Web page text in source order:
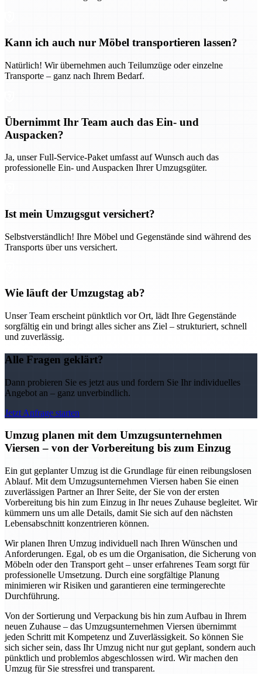
Kann ich auch nur Möbel transportieren lassen?
Natürlich! Wir übernehmen auch Teilumzüge oder einzelne
Transporte – ganz nach Ihrem Bedarf.
Übernimmt Ihr Team auch das Ein- und
Auspacken?
Ja, unser Full-Service-Paket umfasst auf Wunsch auch das
professionelle Ein- und Auspacken Ihrer Umzugsgüter.
Ist mein Umzugsgut versichert?
Selbstverständlich! Ihre Möbel und Gegenstände sind während des
Transports über uns versichert.
Wie läuft der Umzugstag ab?
Unser Team erscheint pünktlich vor Ort, lädt Ihre Gegenstände
sorgfältig ein und bringt alles sicher ans Ziel – strukturiert, schnell
und zuverlässig.
Alle Fragen geklärt?
Dann probieren Sie es jetzt aus und fordern Sie Ihr individuelles
Angebot an – ganz unverbindlich.
Jetzt Anfrage starten
Umzug planen mit dem Umzugsunternehmen
Viersen – von der Vorbereitung bis zum Einzug
Ein gut geplanter Umzug ist die Grundlage für einen reibungslosen
Ablauf. Mit dem Umzugsunternehmen Viersen haben Sie einen
zuverlässigen Partner an Ihrer Seite, der Sie von der ersten
Vorbereitung bis hin zum Einzug in Ihr neues Zuhause begleitet. Wir
kümmern uns um alle Details, damit Sie sich auf den nächsten
Lebensabschnitt konzentrieren können.
Wir planen Ihren Umzug individuell nach Ihren Wünschen und
Anforderungen. Egal, ob es um die Organisation, die Sicherung von
Möbeln oder den Transport geht – unser erfahrenes Team sorgt für
professionelle Umsetzung. Durch eine sorgfältige Planung
minimieren wir Risiken und garantieren eine termingerechte
Durchführung.
Von der Sortierung und Verpackung bis hin zum Aufbau in Ihrem
neuen Zuhause – das Umzugsunternehmen Viersen übernimmt
jeden Schritt mit Kompetenz und Zuverlässigkeit. So können Sie
sich sicher sein, dass Ihr Umzug nicht nur gut geplant, sondern auch
pünktlich und problemlos abgeschlossen wird. Wir machen den
Umzug für Sie stressfrei und transparent.